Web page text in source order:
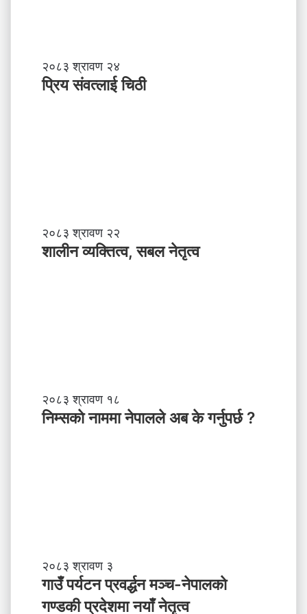
प्रि
य
२०८३ श्रावण २४
प्रिय संवत्लाई चिठी
शा
ली
न
तृ
त्व
२०८३ श्रावण २२
शालीन व्यक्तित्व, सबल नेतृत्व
नि
म्स
ब
के
ग
र्नु
२०८३ श्रावण १८
निम्सकाे नाममा नेपालले अब के गर्नुपर्छ ?
गा
उँ
र्य
२०८३ श्रावण ३
गाउँ पर्यटन प्रवर्द्धन मञ्च-नेपालकाे
गण्डकी प्रदेशमा नयाँ नेतृत्व